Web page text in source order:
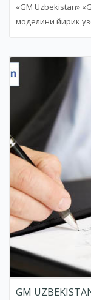
«GM Uzbekistan»
моделини йирик
GM